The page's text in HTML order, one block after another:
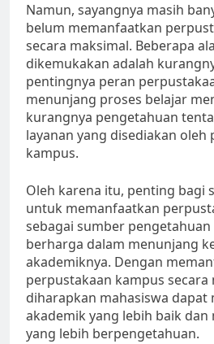
Namun, sayangnya masih
belum memanfaatkan
secara maksimal. Beberapa
dikemukakan adalah
pentingnya peran
menunjang proses belajar
kurangnya pengetahuan
layanan yang disediakan oleh
kampus.
Oleh karena itu, penting bagi
untuk memanfaatkan
sebagai sumber
berharga dalam menunjang
akademiknya. Dengan
perpustakaan kampus secara
diharapkan mahasiswa dapat
akademik yang lebih baik
yang lebih berpengetahuan.